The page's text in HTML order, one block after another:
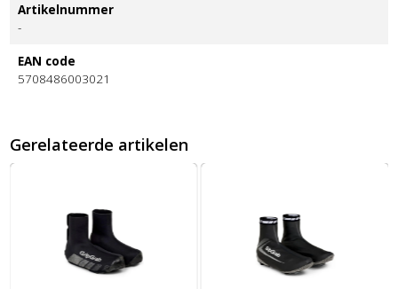
Artikelnummer
-
EAN code
5708486003021
Gerelateerde artikelen